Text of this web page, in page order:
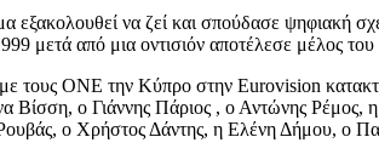
να ζεί και σπούδασε ψηφιακή
μετά από μια οντισιόν αποτέλεσε μέλος
τους ΟΝΕ την Κύπρο στην Eurovision
Βίσση, ο Γιάννης Πάριος , ο Αντώνης
ο Χρήστος Δάντης, η Ελένη Δήμου, ο